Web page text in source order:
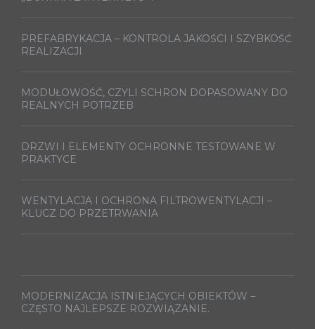
PREFABRYKACJA – KONTROLA JAKOŚCI I SZYBKOŚĆ
REALIZACJI
MODUŁOWOŚĆ, CZYLI SCHRON DOPASOWANY DO
REALNYCH POTRZEB
DRZWI I ELEMENTY OCHRONNE TESTOWANE W
PRAKTYCE
WENTYLACJA I OCHRONA FILTROWENTYLACJI –
KLUCZ DO PRZETRWANIA
MODERNIZACJA ISTNIEJĄCYCH OBIEKTÓW –
CZĘSTO NAJLEPSZE ROZWIĄZANIE.